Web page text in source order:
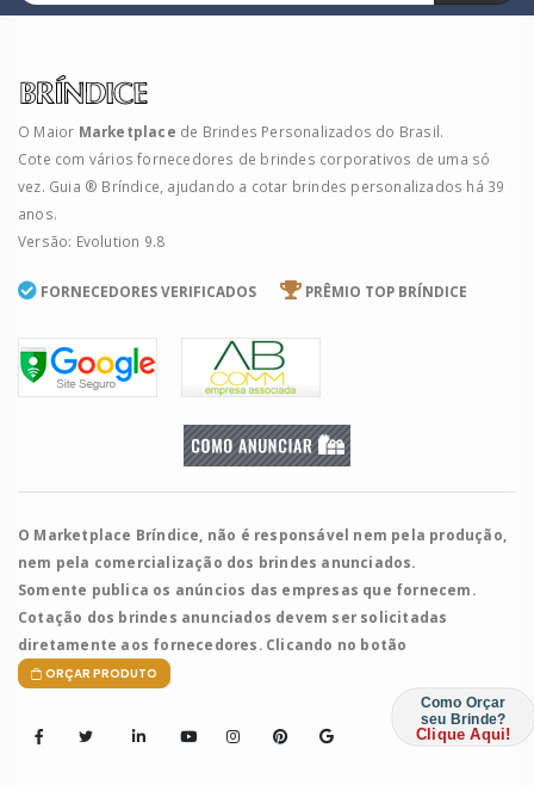
O Maior Marketplace de Brindes Personalizados do Brasil.
Cote com vários fornecedores de brindes corporativos de uma só
vez. Guia ® Bríndice, ajudando a cotar brindes personalizados há 39
anos.
Versão: Evolution 9.8
FORNECEDORES VERIFICADOS PRÊMIO TOP BRÍNDICE
O Marketplace Bríndice, não é responsável nem pela produção,
nem pela comercialização dos brindes anunciados.
Somente publica os anúncios das empresas que fornecem.
Cotação dos brindes anunciados devem ser solicitadas
diretamente aos fornecedores. Clicando no botão
ORÇAR PRODUTO
Como Orçar
seu Brinde?
Clique Aqui!